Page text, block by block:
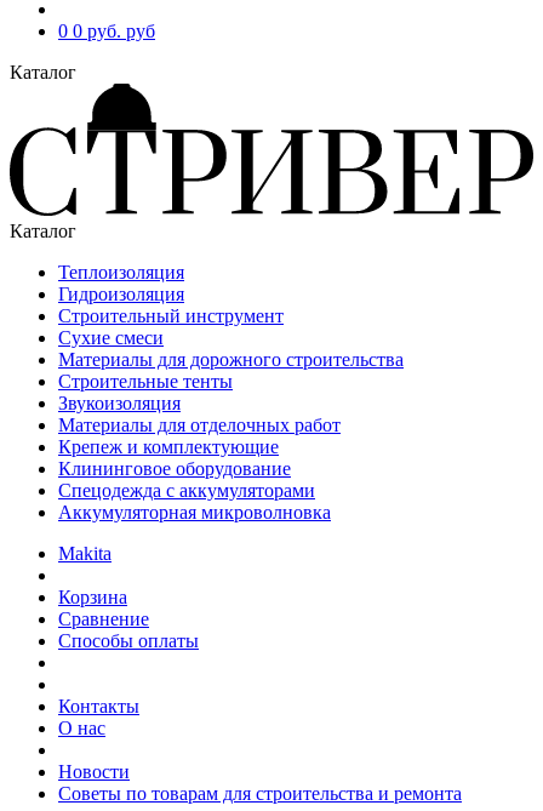
0 0 руб. руб
Каталог
Каталог
Теплоизоляция
Гидроизоляция
Строительный инструмент
Сухие смеси
Материалы для дорожного строительства
Строительные тенты
Звукоизоляция
Материалы для отделочных работ
Крепеж и комплектующие
Клининговое оборудование
Спецодежда с аккумуляторами
Аккумуляторная микроволновка
Makita
Корзина
Сравнение
Способы оплаты
Контакты
О нас
Новости
Советы по товарам для строительства и ремонта